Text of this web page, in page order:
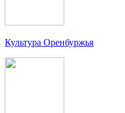
Культура Оренбуржья